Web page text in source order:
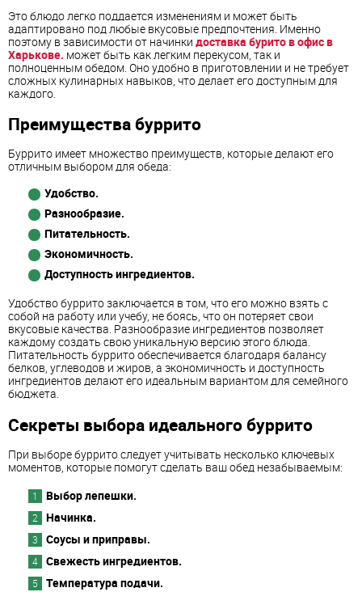
Это блюдо легко поддается изменениям и может быть
адаптировано под любые вкусовые предпочтения. Именно
поэтому в зависимости от начинки доставка бурито в офис в
Харькове. может быть как легким перекусом, так и
полноценным обедом. Оно удобно в приготовлении и не требует
сложных кулинарных навыков, что делает его доступным для
каждого.
Преимущества буррито
Буррито имеет множество преимуществ, которые делают его
отличным выбором для обеда:
Удобство.
Разнообразие.
Питательность.
Экономичность.
Доступность ингредиентов.
Удобство буррито заключается в том, что его можно взять с
собой на работу или учебу, не боясь, что он потеряет свои
вкусовые качества. Разнообразие ингредиентов позволяет
каждому создать свою уникальную версию этого блюда.
Питательность буррито обеспечивается благодаря балансу
белков, углеводов и жиров, а экономичность и доступность
ингредиентов делают его идеальным вариантом для семейного
бюджета.
Секреты выбора идеального буррито
При выборе буррито следует учитывать несколько ключевых
моментов, которые помогут сделать ваш обед незабываемым:
Выбор лепешки.
Начинка.
Соусы и приправы.
Свежесть ингредиентов.
Температура подачи.